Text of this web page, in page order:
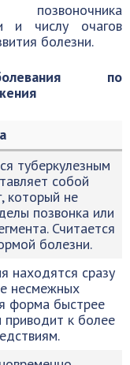
позвоночника
и числу очагов
болезни.
по
туберкулезным
собой
который не
позвонка или
Считается
болезни.
находятся сразу
несмежных
форма быстрее
приводит к более